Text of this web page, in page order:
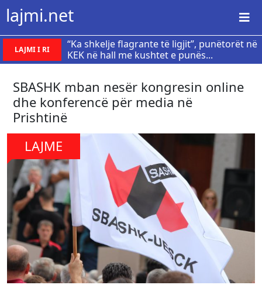
lajmi.net
LAJMI I RI
“Ka shkelje flagrante të ligjit”, punëtorët në
KEK në hall me kushtet e punës...
SBASHK mban nesër kongresin online
dhe konferencë për media në
Prishtinë
LAJME